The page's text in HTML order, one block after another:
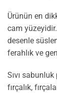
Ürünün en
cam
desenle
ferahlık ve
Sıvı
fırçalık,